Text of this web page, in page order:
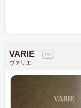
VARIE
ヴァリエ